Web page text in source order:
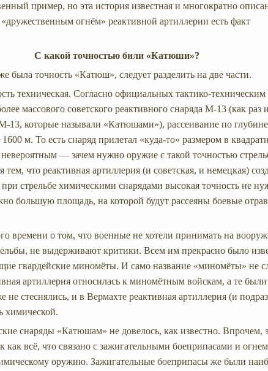
пример, но эта история известная и многократно
огнём» реактивной артиллерии есть факт
С какой точностью били «Катюши»?
была точность «Катюш», следует разделить на две части.
техническая. Согласно официальных тактико-техническим
массового советского реактивного снаряда М-13 (как раз
13, которые называли «Катюшами»), рассеивание по глубине
м. То есть снаряд прилетал «куда-то» размером в
невероятным — зачем нужно оружие с такой точностью
тем, что реактивная артиллерия (и советская, и немецкая)
стрельбе химическими снарядами высокая точность не
большую площадь, на которой будут рассеяны боевые
времени о том, что военные не хотели принимать на
не выдерживают критики. Всем им прекрасно было
гвардейские миномёты. И само название «миномёты» не
артиллерия относилась к миномётным войскам, а те
стеснялись, и в Вермахте реактивная артиллерия (и
химической.
снаряды «Катюшам» не довелось, как известно. Впрочем,
как всё, что связано с зажигательными боеприпасами и
оружию. Зажигательные боеприпасы же были